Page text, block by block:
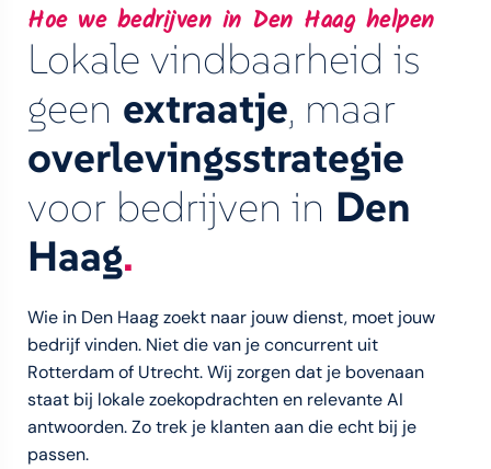
Hoe we bedrijven in Den Haag helpen
Lokale vindbaarheid is
geen extraatje, maar
overlevingsstrategie
voor bedrijven in Den
Haag.
Wie in Den Haag zoekt naar jouw dienst, moet jouw
bedrijf vinden. Niet die van je concurrent uit
Rotterdam of Utrecht. Wij zorgen dat je bovenaan
staat bij lokale zoekopdrachten en relevante AI
antwoorden. Zo trek je klanten aan die echt bij je
passen.